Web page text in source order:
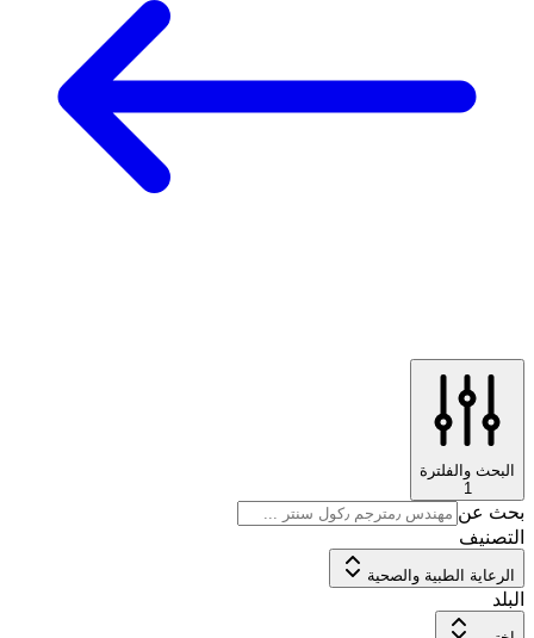
البحث والفلترة
1
بحث عن
التصنيف
الرعاية الطبية والصحية
البلد